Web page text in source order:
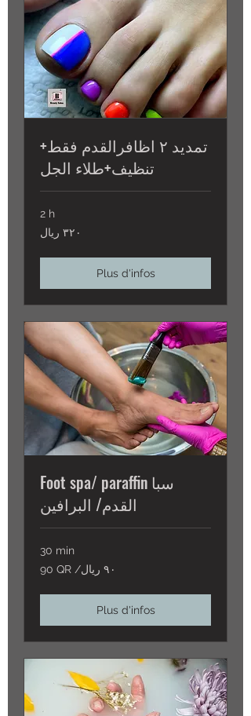
تمديد ٢ اظافرالقدم فقط+
تنظيف+طلاء الجل
2 h
٣٢٠
ريال
٣٢٠ ريال
Plus d'infos
Foot spa/ paraffin سبا
القدم/ البرافين
30 min
QR
90 QR /٩٠ ريال
Plus d'infos